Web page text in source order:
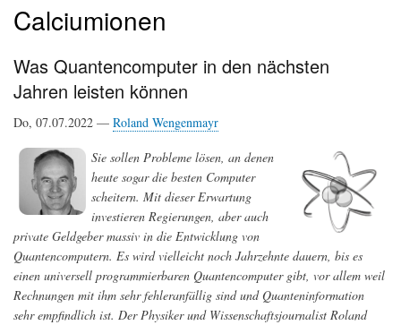
Calciumionen
Was Quantencomputer in den nächsten
Jahren leisten können
Do, 07.07.2022 — Roland Wengenmayr
Sie sollen Probleme lösen, an denen
heute sogar die besten Computer
scheitern. Mit dieser Erwartung
investieren Regierungen, aber auch
private Geldgeber massiv in die Entwicklung von
Quantencomputern. Es wird vielleicht noch Jahrzehnte dauern, bis es
einen universell programmierbaren Quantencomputer gibt, vor allem weil
Rechnungen mit ihm sehr fehleranfällig sind und Quanteninformation
sehr empfindlich ist. Der Physiker und Wissenschaftsjournalist Roland